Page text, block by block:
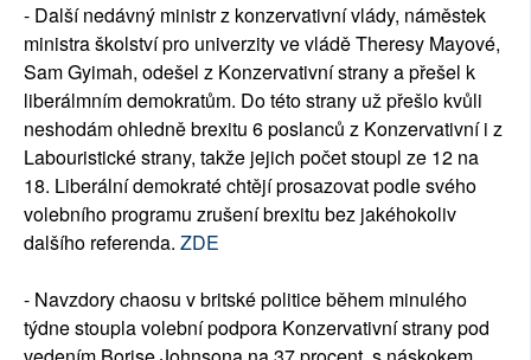
- Další nedávný ministr z konzervativní vlády, náměstek
ministra školství pro univerzity ve vládě Theresy Mayové,
Sam Gyimah, odešel z Konzervativní strany a přešel k
liberálmním demokratům. Do této strany už přešlo kvůli
neshodám ohledně brexitu 6 poslanců z Konzervativní i z
Labouristické strany, takže jejich počet stoupl ze 12 na
18. Liberální demokraté chtějí prosazovat podle svého
volebního programu zrušení brexitu bez jakéhokoliv
dalšího referenda. ZDE
- Navzdory chaosu v britské politice během minulého
týdne stoupla volební podpora Konzervativní strany pod